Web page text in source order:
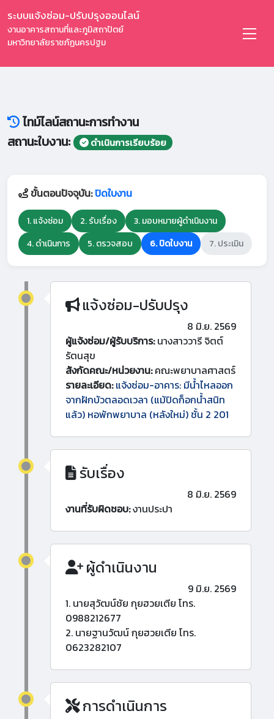
ระบบแจ้งซ่อม-ปรับปรุงออนไลน์
งานอาคารสถานที่และภูมิสถาปัตย์
มหาวิทยาลัยราชภัฏนครปฐม
ไทม์ไลน์สถานะการทำงาน
สถานะใบงาน:
ดำเนินการเรียบร้อย
ขั้นตอนปัจจุบัน:ปิดใบงาน
1. แจ้งซ่อม 2. รับเรื่อง
3. มอบหมายผู้ดำเนินงาน
4. ดำเนินการ
5. ตรวจสอบ 6. ปิดใบงาน 7. ประเมิน
แจ้งซ่อม-ปรับปรุง
8 มิ.ย. 2569
ผู้แจ้งซ่อม/ผู้รับบริการ:นางสาววารี จิตต์
รัตนสุข
สังกัดคณะ/หน่วยงาน:คณะพยาบาลศาสตร์
รายละเอียด: แจ้งซ่อม-อาคาร: มีน้ำไหลออก
จากฝักบัวตลอดเวลา (แม้ปิดก็อกน้ำสนิท
แล้ว) หอพักพยาบาล (หลังใหม่) ชั้น 2 201
รับเรื่อง
8 มิ.ย. 2569
งานที่รับผิดชอบ:งานประปา
ผู้ดำเนินงาน
9 มิ.ย. 2569
1. นายสุวัฒน์ชัย กุยฮวยเตีย โทร.
0988212677
2. นายฐานวัฒน์ กุยฮวยเตีย โทร.
0623282107
การดำเนินการ